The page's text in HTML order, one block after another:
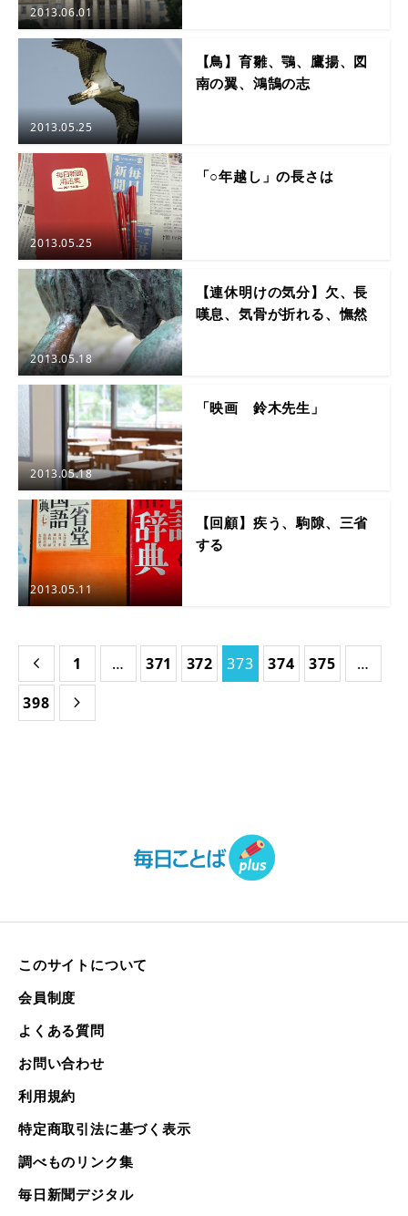
2013.06.01
2013.05.25
【鳥】育雛、鶚、鷹揚、図
南の翼、鴻鵠の志
2013.05.25
「○年越し」の長さは
2013.05.18
【連休明けの気分】欠、長
嘆息、気骨が折れる、憮然
2013.05.18
「映画 鈴木先生」
2013.05.11
【回顧】疾う、駒隙、三省
する
 1 … 371 372 373 374 375
…
398

このサイトについて
会員制度
よくある質問
お問い合わせ
利用規約
特定商取引法に基づく表示
調べものリンク集
毎日新聞デジタル